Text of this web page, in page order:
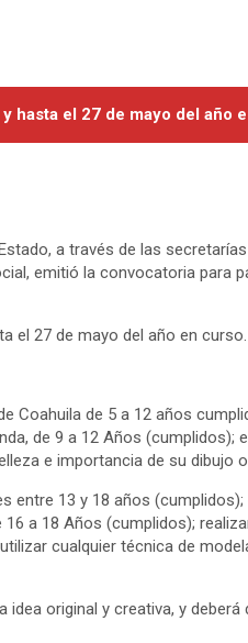
hasta el 27 de mayo del año
a través de las
emitió la convocatoria para
el 27 de mayo del año en curso.
Coahuila de 5 a 12 años
de 9 a 12 Años (cumplidos);
e importancia de su dibujo
entre 13 y 18 años
a 18 Años (cumplidos);
cualquier técnica de
idea original y creativa, y